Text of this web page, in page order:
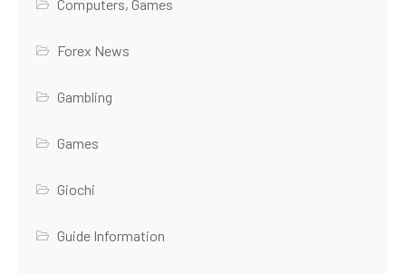
Computers, Games
Forex News
Gambling
Games
Giochi
Guide Information